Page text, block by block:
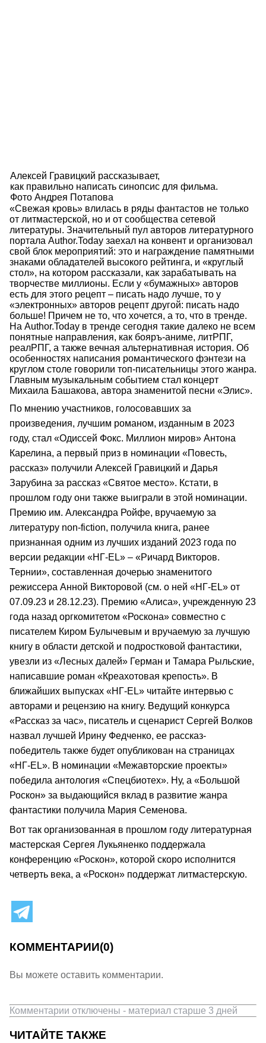
Алексей Гравицкий рассказывает,
как правильно написать синопсис для фильма.
Фото Андрея Потапова
«Свежая кровь» влилась в ряды фантастов не только
от литмастерской, но и от сообщества сетевой
литературы. Значительный пул авторов литературного
портала Author.Today заехал на конвент и организовал
свой блок мероприятий: это и награждение памятными
знаками обладателей высокого рейтинга, и «круглый
стол», на котором рассказали, как зарабатывать на
творчестве миллионы. Если у «бумажных» авторов
есть для этого рецепт – писать надо лучше, то у
«электронных» авторов рецепт другой: писать надо
больше! Причем не то, что хочется, а то, что в тренде.
На Author.Today в тренде сегодня такие далеко не всем
понятные направления, как бояръ-аниме, литРПГ,
реалРПГ, а также вечная альтернативная история. Об
особенностях написания романтического фэнтези на
круглом столе говорили топ-писательницы этого жанра.
Главным музыкальным событием стал концерт
Михаила Башакова, автора знаменитой песни «Элис».
По мнению участников, голосовавших за
произведения, лучшим романом, изданным в 2023
году, стал «Одиссей Фокс. Миллион миров» Антона
Карелина, а первый приз в номинации «Повесть,
рассказ» получили Алексей Гравицкий и Дарья
Зарубина за рассказ «Святое место». Кстати, в
прошлом году они также выиграли в этой номинации.
Премию им. Александра Ройфе, вручаемую за
литературу non-fiction, получила книга, ранее
признанная одним из лучших изданий 2023 года по
версии редакции «НГ-EL» – «Ричард Викторов.
Тернии», составленная дочерью знаменитого
режиссера Анной Викторовой (см. о ней «НГ-EL» от
07.09.23 и 28.12.23). Премию «Алиса», учрежденную 23
года назад оргкомитетом «Роскона» совместно с
писателем Киром Булычевым и вручаемую за лучшую
книгу в области детской и подростковой фантастики,
увезли из «Лесных далей» Герман и Тамара Рыльские,
написавшие роман «Креахотовая крепость». В
ближайших выпусках «НГ-EL» читайте интервью с
авторами и рецензию на книгу. Ведущий конкурса
«Рассказ за час», писатель и сценарист Сергей Волков
назвал лучшей Ирину Федченко, ее рассказ-
победитель также будет опубликован на страницах
«НГ-EL». В номинации «Межавторские проекты»
победила антология «Спецбиотех». Ну, а «Большой
Роскон» за выдающийся вклад в развитие жанра
фантастики получила Мария Семенова.
Вот так организованная в прошлом году литературная
мастерская Сергея Лукьяненко поддержала
конференцию «Роскон», которой скоро исполнится
четверть века, а «Роскон» поддержат литмастерскую.
КОММЕНТАРИИ(0)
Вы можете оставить комментарии.
Комментарии отключены - материал старше 3 дней
ЧИТАЙТЕ ТАКЖЕ